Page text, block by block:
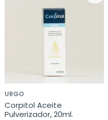
URGO
Corpitol Aceite
Pulverizador, 20ml.